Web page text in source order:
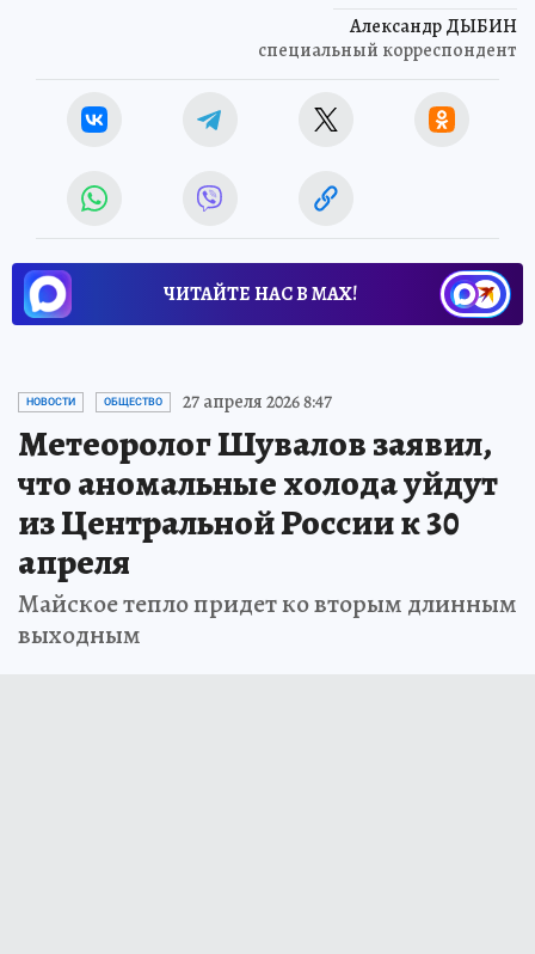
Александр ДЫБИН
специальный корреспондент
ЧИТАЙТЕ НАС В МАХ!
НОВОСТИ ОБЩЕСТВО 27 апреля 2026 8:47
Метеоролог Шувалов заявил,
что аномальные холода уйдут
из Центральной России к 30
апреля
Майское тепло придет ко вторым длинным
выходным